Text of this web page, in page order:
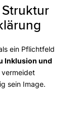
ein Pflichtfeld
Inklusion und
sein Image.